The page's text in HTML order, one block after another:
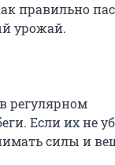
правильно
урожай.
регулярном
Если их не
силы и